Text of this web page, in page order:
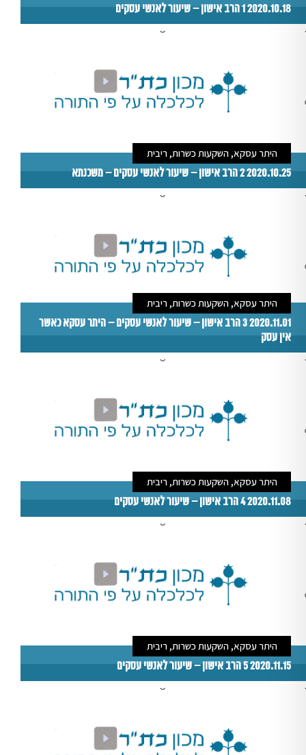
2020.10.18 1 הרב אישון – שיעור לאנשי עסקים
היתר עסקא, השקעות כשרות, ריבית
2020.10.25 2 הרב אישון – שיעור לאנשי עסקים – משכנתא
היתר עסקא, השקעות כשרות, ריבית
2020.11.01 3 הרב אישון – שיעור לאנשי עסקים – היתר עסקא כאשר
אין עסק
היתר עסקא, השקעות כשרות, ריבית
2020.11.08 4 הרב אישון – שיעור לאנשי עסקים
היתר עסקא, השקעות כשרות, ריבית
2020.11.15 5 הרב אישון – שיעור לאנשי עסקים